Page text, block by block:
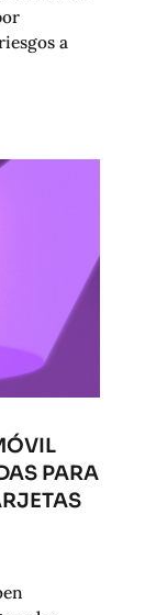
a
PARA